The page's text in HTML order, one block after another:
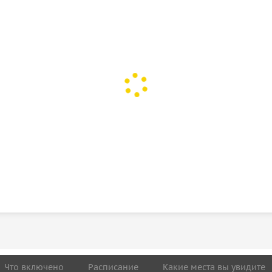
Что включено Расписание Какие места вы увидите